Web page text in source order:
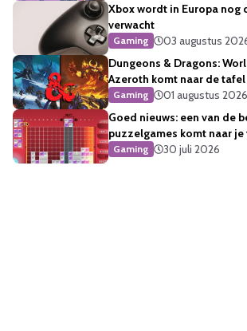
Xbox wordt in Europa nog
verwacht
Gaming
03 augustus
Dungeons & Dragons:
Azeroth komt naar de tafel
Gaming
01 augustus 2026
Goed nieuws: een van de
puzzelgames komt naar
Gaming 30 juli 2026